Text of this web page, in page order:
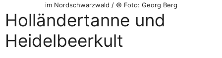
im Nordschwarzwald / © Foto: Georg Berg
Holländertanne und
Heidelbeerkult